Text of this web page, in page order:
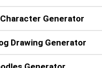
Generator
Drawing Generator